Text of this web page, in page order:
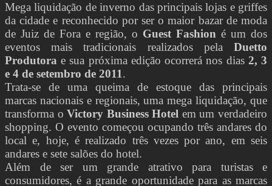
Mega liquidação de inverno das principais lojas e griffes
da cidade e reconhecido por ser o maior bazar de moda
de Juiz de Fora e região, o Guest Fashion é um dos
eventos mais tradicionais realizados pela Duetto
Produtora e sua próxima edição ocorrerá nos dias 2, 3
e 4 de setembro de 2011.
Trata-se de uma queima de estoque das principais
marcas nacionais e regionais, uma mega liquidação, que
transforma oVictory Business Hotel em um verdadeiro
shopping. O evento começou ocupando três andares do
local e, hoje, é realizado três vezes por ano, em seis
andares e sete salões do hotel.
Além de ser um grande atrativo para turistas e
consumidores, é a grande oportunidade para as marcas